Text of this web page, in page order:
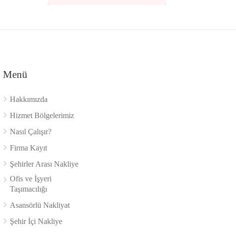
Menü
Hakkımızda
Hizmet Bölgelerimiz
Nasıl Çalışır?
Firma Kayıt
Şehirler Arası Nakliye
Ofis ve İşyeri
Taşımacılığı
Asansörlü Nakliyat
Şehir İçi Nakliye